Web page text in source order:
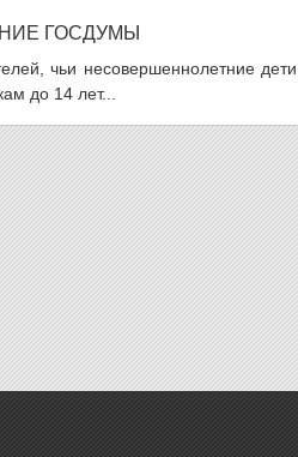
ГОСДУМЫ
чьи несовершеннолетние дети
до 14 лет...